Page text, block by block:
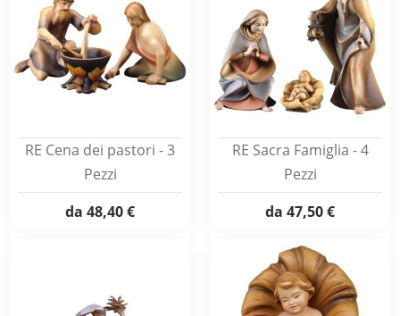
RE Cena dei pastori - 3
Pezzi
da 48,40 €
RE Sacra Famiglia - 4
Pezzi
da 47,50 €